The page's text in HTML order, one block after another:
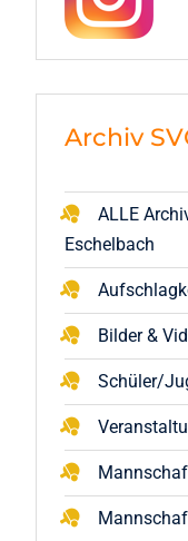
Archiv
ALLE
Eschelbach
Bilder &
Schüler/